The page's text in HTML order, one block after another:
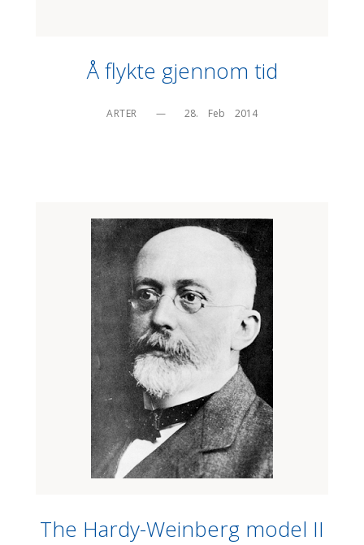
Å flykte gjennom tid
ARTER — 28.    Feb    2014
The Hardy-Weinberg model II